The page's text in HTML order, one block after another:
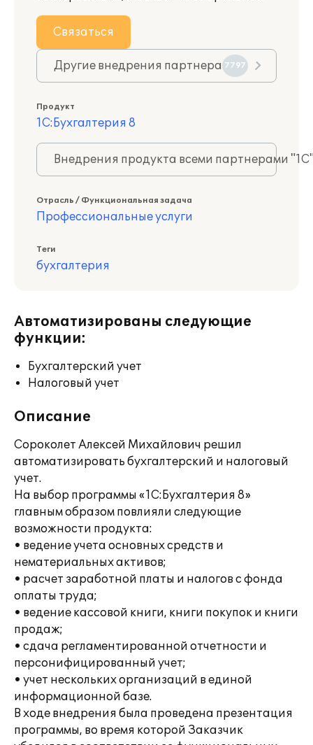
Связаться
Другие внедрения партнера 7797
Продукт
1С:Бухгалтерия 8
Внедрения продукта всеми партнерами
Отрасль / Функциональная задача
Профессиональные услуги
Теги
бухгалтерия
Автоматизированы следующие
функции:
Бухгалтерский учет
Налоговый учет
Описание
Сороколет Алексей Михайлович решил
автоматизировать бухгалтерский и налоговый
учет.
На выбор программы «1С:Бухгалтерия 8»
главным образом повлияли следующие
возможности продукта:
• ведение учета основных средств и
нематериальных активов;
• расчет заработной платы и налогов с фонда
оплаты труда;
• ведение кассовой книги, книги покупок и книги
продаж;
• сдача регламентированной отчетности и
персонифицированный учет;
• учет нескольких организаций в единой
информационной базе.
В ходе внедрения была проведена презентация
программы, во время которой Заказчик